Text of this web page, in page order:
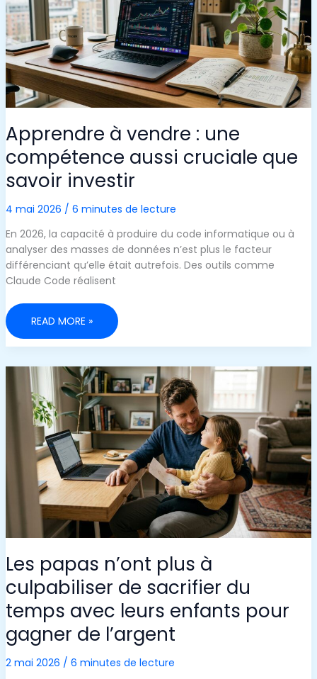
Apprendre à vendre : une
compétence aussi cruciale que
savoir investir
4 mai 2026 / 6 minutes de lecture
En 2026, la capacité à produire du code informatique ou à
analyser des masses de données n’est plus le facteur
différenciant qu’elle était autrefois. Des outils comme
Claude Code réalisent
APPRENDRE
VENDRE
:
COMPÉTENCE
AUSSI
CRUCIALE
QUE
SAVOIR
INVESTIR
READ MORE »
Les papas n’ont plus à
culpabiliser de sacrifier du
temps avec leurs enfants pour
gagner de l’argent
2 mai 2026 / 6 minutes de lecture